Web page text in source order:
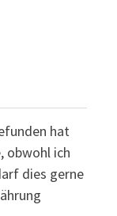
hat
obwohl ich
dies gerne